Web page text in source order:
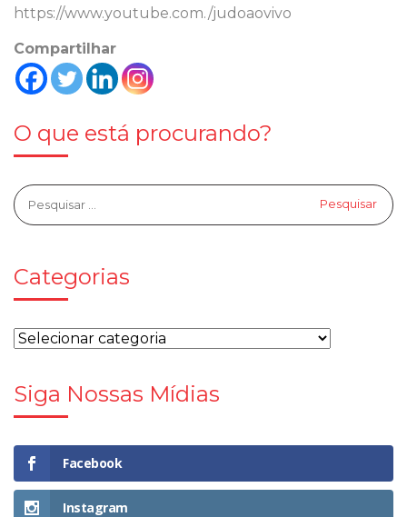
https://www.youtube.com./judoaovivo
Compartilhar
O que está procurando?
Categorias
Siga Nossas Mídias
Facebook
Instagram